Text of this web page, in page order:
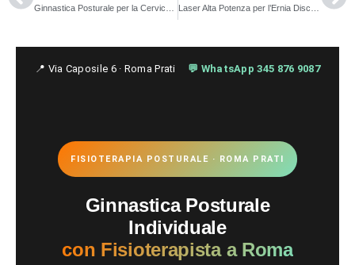
📍 Via Caposile 6 · Roma Prati 💬 WhatsApp 345 876 9087
FISIOTERAPIA POSTURALE · ROMA PRATI
Ginnastica Posturale
Individuale
con Fisioterapista a Roma